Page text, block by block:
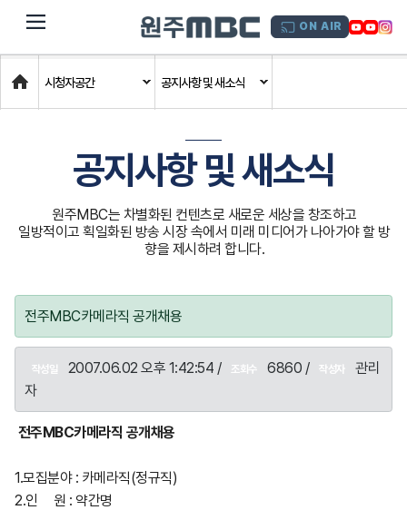
dehaze ON AIR
Home
시청자공간 공지사항 및 새소식
공지사항 및 새소식
원주MBC는 차별화된 컨텐츠로 새로운 세상을 창조하고
일방적이고 획일화된 방송 시장 속에서 미래 미디어가 나아가야 할 방
향을 제시하려 합니다.
전주MBC카메라직 공개채용
작성일 2007.06.02 오후 1:42:54 / 조회수 6860 / 작성자
관리
자
전주MBC카메라직 공개채용
1.모집분야 : 카메라직(정규직)
2.인 원 : 약간명